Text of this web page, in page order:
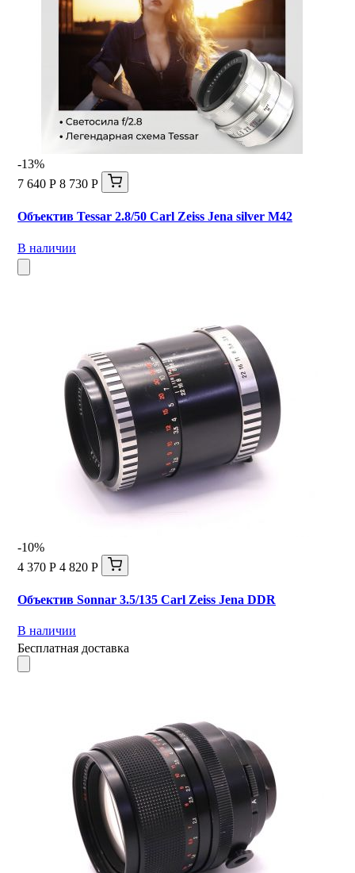
-13%
7 640 Р 8 730 Р
Объектив Tessar 2.8/50 Carl Zeiss Jena silver М42
В наличии
-10%
4 370 Р 4 820 Р
Объектив Sonnar 3.5/135 Carl Zeiss Jena DDR
В наличии
Бесплатная доставка